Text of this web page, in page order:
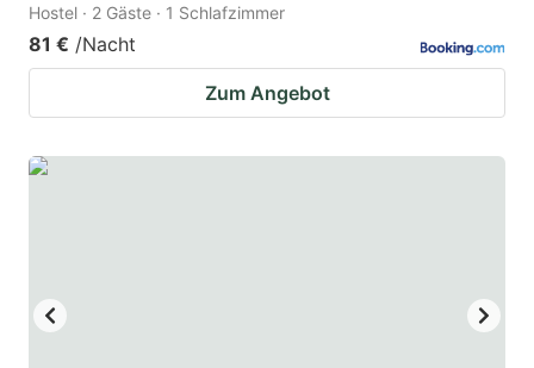
Hostel · 2 Gäste · 1 Schlafzimmer
81 € /Nacht
Zum Angebot